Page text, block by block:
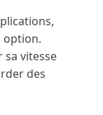
option.
sa vitesse
des